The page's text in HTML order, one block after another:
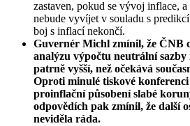
zastaven, pokud se vývoj inflace,
nebude vyvíjet v souladu s
boj s inflací nekončí.
Guvernér Michl zmínil, že ČNB
analýzu výpočtu neutrální sazby
patrně vyšší, než očekává
Oproti minulé tiskové
proinflační působení slabé
odpovědích pak zmínil, že další
neviděla ráda.